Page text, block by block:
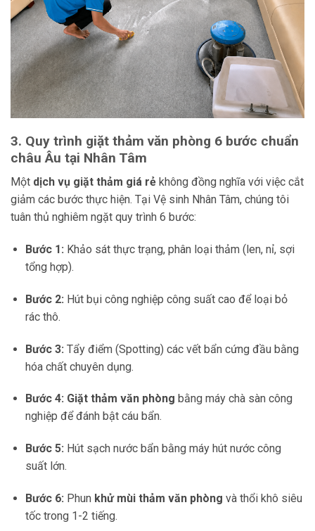
3. Quy trình giặt thảm văn phòng 6 bước chuẩn
châu Âu tại Nhân Tâm
Một dịch vụ giặt thảm giá rẻ không đồng nghĩa với việc cắt
giảm các bước thực hiện. Tại Vệ sinh Nhân Tâm, chúng tôi
tuân thủ nghiêm ngặt quy trình 6 bước:
Bước 1: Khảo sát thực trạng, phân loại thảm (len, nỉ, sợi
tổng hợp).
Bước 2: Hút bụi công nghiệp công suất cao để loại bỏ
rác thô.
Bước 3: Tẩy điểm (Spotting) các vết bẩn cứng đầu bằng
hóa chất chuyên dụng.
Bước 4: Giặt thảm văn phòng bằng máy chà sàn công
nghiệp để đánh bật cáu bẩn.
Bước 5: Hút sạch nước bẩn bằng máy hút nước công
suất lớn.
Bước 6: Phun khử mùi thảm văn phòng và thổi khô siêu
tốc trong 1-2 tiếng.